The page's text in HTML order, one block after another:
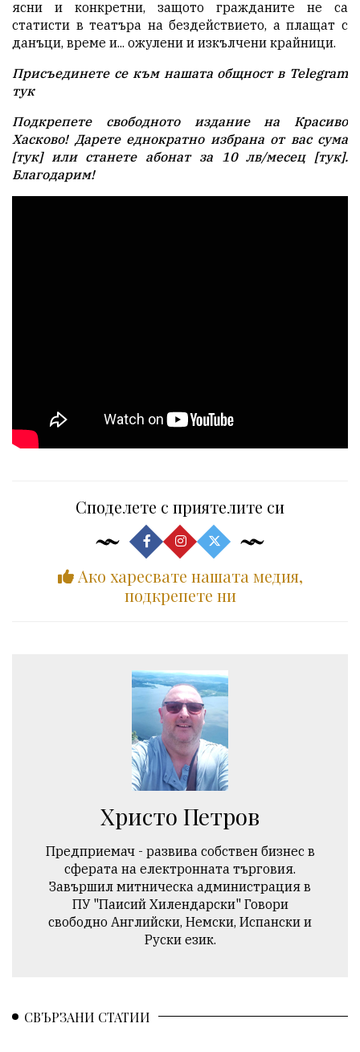
ясни и конкретни, защото гражданите не са
статисти в театъра на бездействието, а плащат с
данъци, време и... ожулени и изкълчени крайници.
Присъединете се към нашата общност в Telegram
тук
Подкрепете свободното издание на Красиво
Хасково! Дарете еднократно избрана от вас сума
[тук] или станете абонат за 10 лв/месец [тук].
Благодарим!
Споделете с приятелите си
Ако харесвате нашата медия,
подкрепете ни
Христо Петров
Предприемач - развива собствен бизнес в
сферата на електронната търговия.
Завършил митническа администрация в
ПУ "Паисий Хилендарски" Говори
свободно Английски, Немски, Испански и
Руски език.
СВЪРЗАНИ СТАТИИ